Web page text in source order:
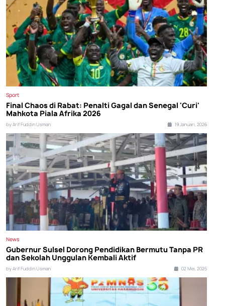
Sport
Final Chaos di Rabat: Penalti Gagal dan Senegal 'Curi'
Mahkota Piala Afrika 2026
by Arif Fuddin Usman 19 Januari, 2026
News
Gubernur Sulsel Dorong Pendidikan Bermutu Tanpa PR
dan Sekolah Unggulan Kembali Aktif
by Arif Fuddin Usman 02 Mei, 2025